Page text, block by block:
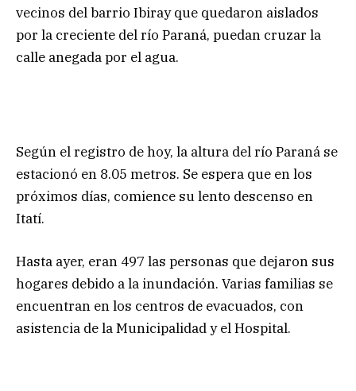
vecinos del barrio Ibiray que quedaron aislados
por la creciente del río Paraná, puedan cruzar la
calle anegada por el agua.
Según el registro de hoy, la altura del río Paraná se
estacionó en 8.05 metros. Se espera que en los
próximos días, comience su lento descenso en
Itatí.
Hasta ayer, eran 497 las personas que dejaron sus
hogares debido a la inundación. Varias familias se
encuentran en los centros de evacuados, con
asistencia de la Municipalidad y el Hospital.